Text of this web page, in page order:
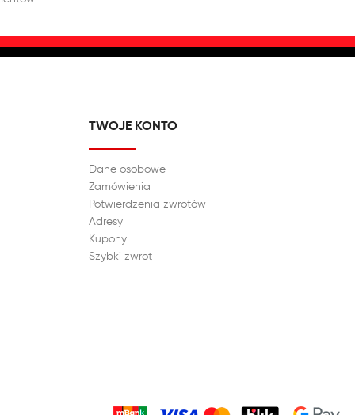
TWOJE KONTO
Dane osobowe
Zamówienia
Potwierdzenia zwrotów
Adresy
Kupony
Szybki zwrot